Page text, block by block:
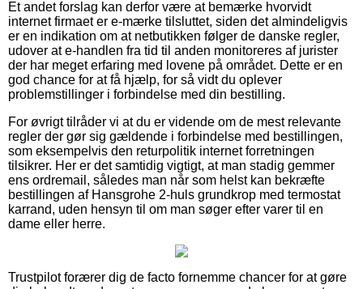
Et andet forslag kan derfor være at bemærke hvorvidt
internet firmaet er e-mærke tilsluttet, siden det almindeligvis
er en indikation om at netbutikken følger de danske regler,
udover at e-handlen fra tid til anden monitoreres af jurister
der har meget erfaring med lovene på området. Dette er en
god chance for at få hjælp, for så vidt du oplever
problemstillinger i forbindelse med din bestilling.
For øvrigt tilråder vi at du er vidende om de mest relevante
regler der gør sig gældende i forbindelse med bestillingen,
som eksempelvis den returpolitik internet forretningen
tilsikrer. Her er det samtidig vigtigt, at man stadig gemmer
ens ordremail, således man når som helst kan bekræfte
bestillingen af Hansgrohe 2-huls grundkrop med termostat
karrand, uden hensyn til om man søger efter varer til en
dame eller herre.
Trustpilot forærer dig de facto fornemme chancer for at gøre